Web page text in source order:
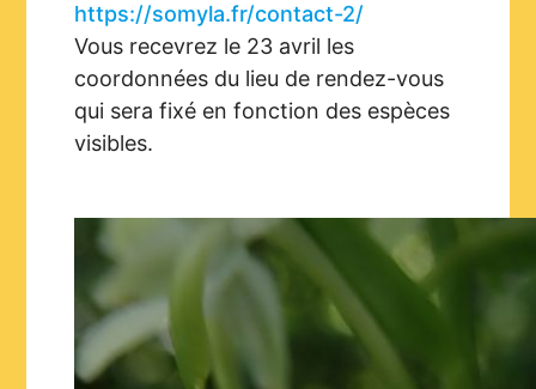
https://somyla.fr/contact-2/
Vous recevrez le 23 avril les
coordonnées du lieu de rendez-vous
qui sera fixé en fonction des espèces
visibles.